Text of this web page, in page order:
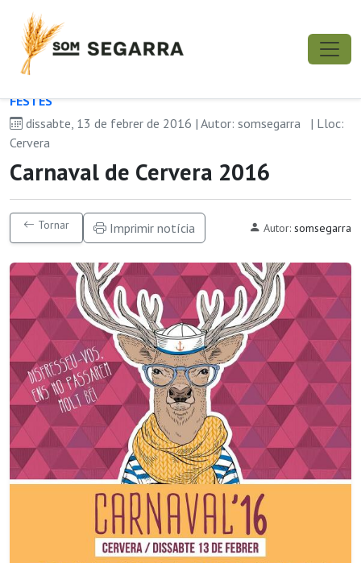
FESTES
dissabte, 13 de febrer de 2016 | Autor: somsegarra
| Lloc:
Cervera
Carnaval de Cervera 2016
Tornar Imprimir notícia Autor: somsegarra